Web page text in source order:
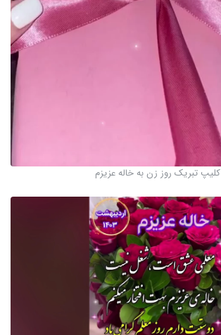
کلیپ تبریک روز زن به خاله عزیزم